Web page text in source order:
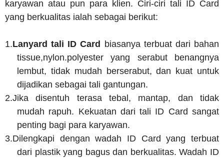
karyawan atau pun para klien. Ciri-ciri tali ID Card
yang berkualitas ialah sebagai berikut:
1.Lanyard tali ID Card
biasanya terbuat dari bahan
tissue,nylon.polyester yang serabut benangnya
lembut, tidak mudah berserabut, dan kuat untuk
dijadikan sebagai tali gantungan.
2.Jika disentuh terasa tebal, mantap, dan tidak
mudah rapuh. Kekuatan dari tali ID Card sangat
penting bagi para karyawan.
3.Dilengkapi dengan wadah ID Card yang terbuat
dari plastik yang bagus dan berkualitas. Wadah ID